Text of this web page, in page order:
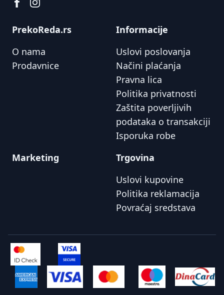
PrekoReda.rs
O nama
Prodavnice
Informacije
Uslovi poslovanja
Načini plaćanja
Pravna lica
Politika privatnosti
Zaštita poverljivih
podataka o transakciji
Isporuka robe
Marketing
Trgovina
Uslovi kupovine
Politika reklamacija
Povraćaj sredstava